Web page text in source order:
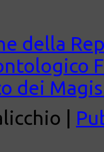
della
dei
|